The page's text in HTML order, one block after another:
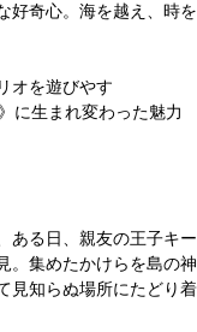
好奇心。海を越え、時を
オを遊びやす
に生まれ変わった魅力
ある日、親友の王子キー
。集めたかけらを島の神
見知らぬ場所にたどり着